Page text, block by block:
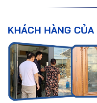
KHÁCH HÀNG CỦA